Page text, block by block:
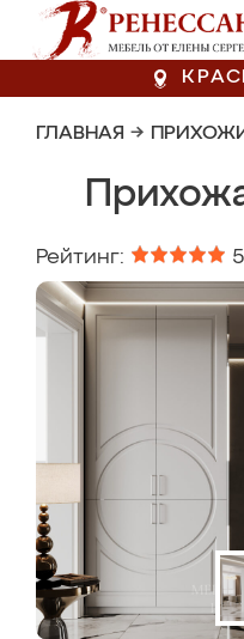
ГЛАВНАЯ →
Рейтинг: